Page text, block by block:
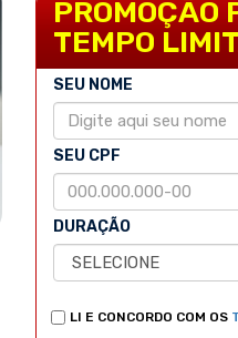
PROMOÇÃO
TEMPO
SEU NOME
SEU CPF
DURAÇÃO
LI E CONCORDO COM OS